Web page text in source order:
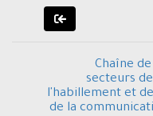
Chaîne
secteurs
l'habillement et
de la